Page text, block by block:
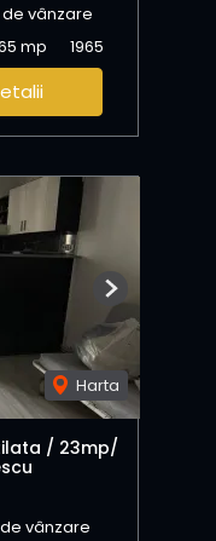
vânzare
mp 1965
Harta
Next
/ 23mp/
vânzare